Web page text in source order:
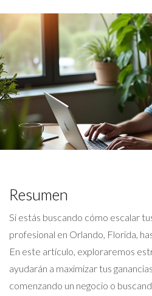
Resumen
Si estás buscando cómo escalar
profesional en Orlando, Florida,
En este artículo, exploraremos
ayudarán a maximizar tus
comenzando un negocio o